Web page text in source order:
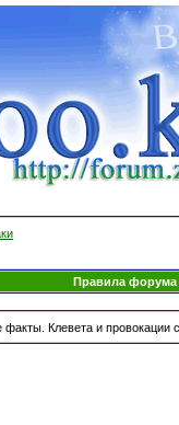
Правила форума
факты. Клевета и провокации